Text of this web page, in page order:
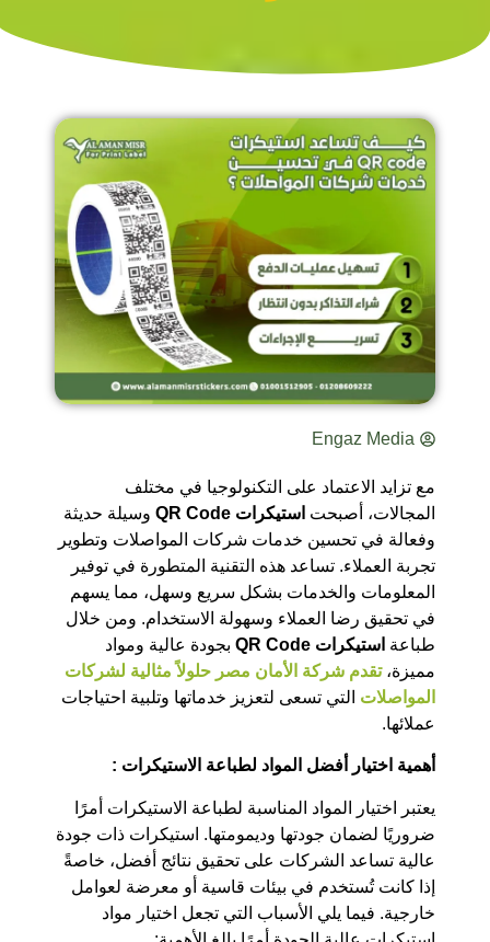
Engaz Media
مع تزايد الاعتماد على التكنولوجيا في مختلف
المجالات، أصبحت استيكرات QR Code
وسيلة حديثة
وفعالة في تحسين خدمات شركات المواصلات وتطوير
تجربة العملاء. تساعد هذه التقنية المتطورة في توفير
المعلومات والخدمات بشكل سريع وسهل، مما يسهم
في تحقيق رضا العملاء وسهولة الاستخدام. ومن خلال
طباعة استيكرات QR Code
بجودة عالية ومواد
مميزة، تقدم شركة الأمان مصر حلولاً مثالية لشركات
المواصلات التي تسعى لتعزيز خدماتها وتلبية احتياجات
عملائها.
أهمية اختيار أفضل المواد لطباعة الاستيكرات :
يعتبر اختيار المواد المناسبة لطباعة الاستيكرات أمرًا
ضروريًا لضمان جودتها وديمومتها. استيكرات ذات جودة
عالية تساعد الشركات على تحقيق نتائج أفضل، خاصةً
إذا كانت تُستخدم في بيئات قاسية أو معرضة لعوامل
خارجية. فيما يلي الأسباب التي تجعل اختيار مواد